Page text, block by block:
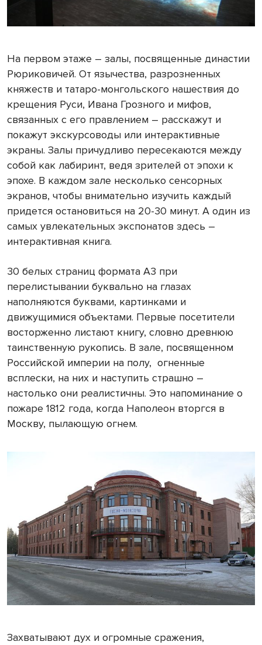
На первом этаже – залы, посвященные династии
Рюриковичей. От язычества, разрозненных
княжеств и татаро-монгольского нашествия до
крещения Руси, Ивана Грозного и мифов,
связанных с его правлением – расскажут и
покажут экскурсоводы или интерактивные
экраны. Залы причудливо пересекаются между
собой как лабиринт, ведя зрителей от эпохи к
эпохе. В каждом зале несколько сенсорных
экранов, чтобы внимательно изучить каждый
придется остановиться на 20-30 минут. А один из
самых увлекательных экспонатов здесь –
интерактивная книга.
30 белых страниц формата А3 при
перелистывании буквально на глазах
наполняются буквами, картинками и
движущимися объектами. Первые посетители
восторженно листают книгу, словно древнюю
таинственную рукопись. В зале, посвященном
Российской империи на полу, огненные
всплески, на них и наступить страшно –
настолько они реалистичны. Это напоминание о
пожаре 1812 года, когда Наполеон вторгся в
Москву, пылающую огнем.
Захватывают дух и огромные сражения,